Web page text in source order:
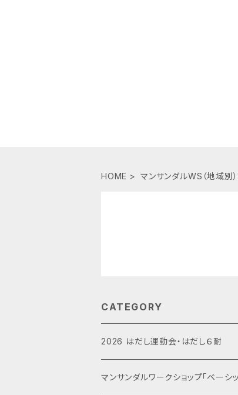
HOME マンサンダルWS（地域別
CATEGORY
2026 はだし運動会・はだし６耐
運動会エントリー
マンサンダルワークショップ「ベーシッ